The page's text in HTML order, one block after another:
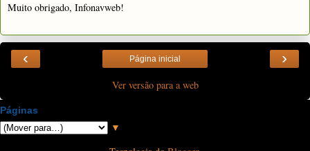
Muito obrigado, Infonavweb!
‹ ›
Página inicial
Ver versão para a web
Páginas
▼